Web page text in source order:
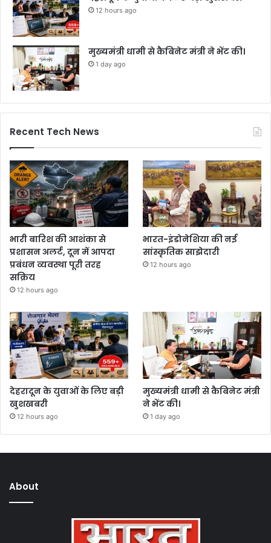
12 hours ago
मुख्यमंत्री धामी से कैबिनेट मंत्री ने भेंट की।
1 day ago
Recent Tech News
भारी बारिश की आशंका से
प्रशासन अलर्ट, दून में आपदा
प्रबंधन व्यवस्था पूरी तरह
सक्रिय
12 hours ago
भारत-इंडोनेशिया की नई
सांस्कृतिक साझेदारी
12 hours ago
देहरादून के युवाओं के लिए बड़ी
खुशखबरी
12 hours ago
मुख्यमंत्री धामी से कैबिनेट मंत्री
ने भेंट की।
1 day ago
About